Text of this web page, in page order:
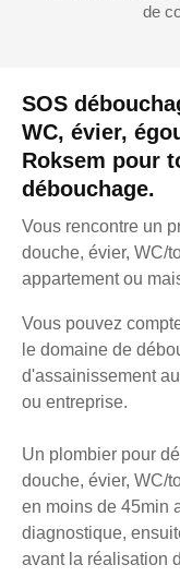
SOS
WC, évier,
Roksem pour
débouchage.
Vous rencontre un
douche, évier, WC/
appartement ou
Vous pouvez
le domaine de
d'assainissement
ou entreprise.
Un plombier pour
douche, évier, WC/
en moins de 45min
diagnostique,
avant la réalisation
de